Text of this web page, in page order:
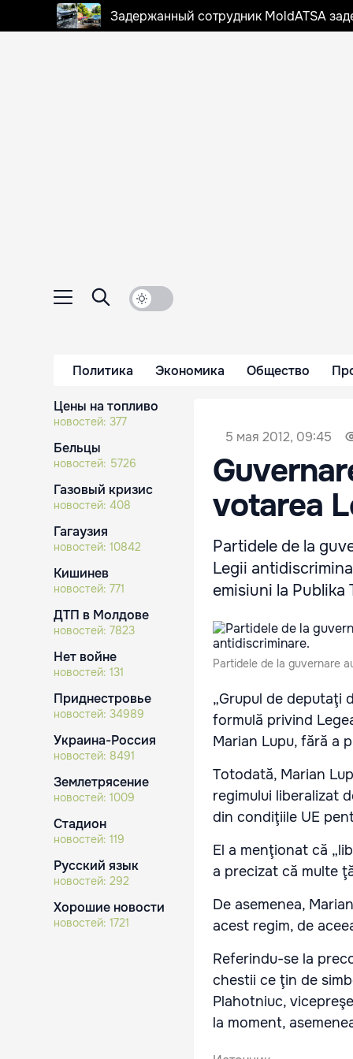
Задержанный сотрудник MoldATSA
Политика Экономика Общество
Цены на топливо
новостей: 377
Бельцы
новостей: 5726
Газовый кризис
новостей: 408
Гагаузия
новостей: 10842
Кишинев
новостей: 771
ДТП в Молдове
новостей: 7823
Нет войне
новостей: 131
Приднестровье
новостей: 34989
Украина-Россия
новостей: 8491
Землетрясение
новостей: 1009
Стадион
новостей: 119
Русский язык
новостей: 292
Хорошие новости
новостей: 1721
5 мая 2012, 09:45
votarea
Partidele de la
Legii
emisiuni la Publika
Partidele de la guvernare
„Grupul de deputaţi
formulă privind
Marian Lupu, fără a
Totodată, Marian
regimului liberalizat
din condiţiile UE
El a menţionat că
a precizat că multe
De asemenea,
acest regim, de
Referindu-se la
chestii ce ţin de
Plahotniuc,
la moment,